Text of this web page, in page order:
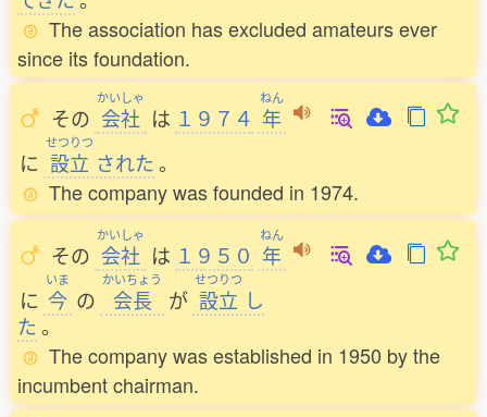
The association has excluded amateurs ever
since its foundation.
その
かいしゃ
会社 は １９７４
ねん
年
に
せつりつ
設立 された。
The company was founded in 1974.
その
かいしゃ
会社 は １９５０
ねん
年
に
いま
今 の
かいちょう
会長 が
せつりつ
設立 し
た。
The company was established in 1950 by the
incumbent chairman.